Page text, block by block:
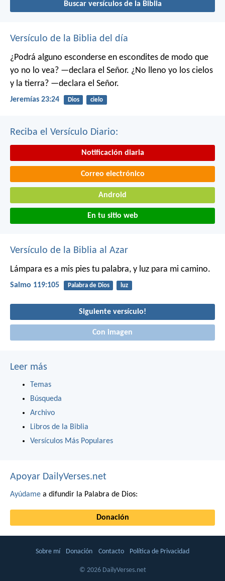
Buscar versículos de la Biblia
Versículo de la Biblia del día
¿Podrá alguno esconderse en escondites de modo que
yo no lo vea? —declara el Señor. ¿No lleno yo los cielos
y la tierra? —declara el Señor.
Jeremías 23:24 Dios cielo
Reciba el Versículo Diario:
Notificación diaria
Correo electrónico
Android
En tu sitio web
Versículo de la Biblia al Azar
Lámpara es a mis pies tu palabra, y luz para mi camino.
Salmo 119:105 Palabra de Dios luz
Siguiente versículo!
Con imagen
Leer más
Temas
Búsqueda
Archivo
Libros de la Biblia
Versículos Más Populares
Apoyar DailyVerses.net
Ayúdame a difundir la Palabra de Dios:
Donación
Sobre mí Donación Contacto Política de Privacidad
© 2026 DailyVerses.net